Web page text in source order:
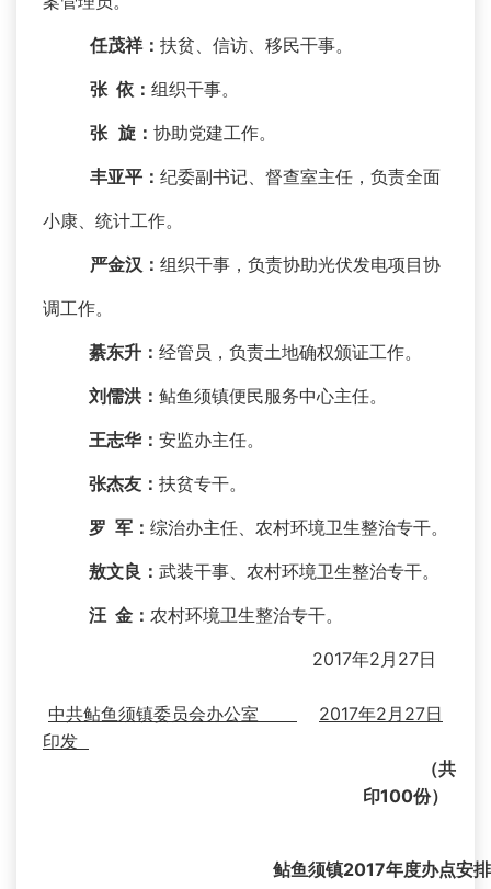
任茂祥： 扶贫、信访、移民干事。
张 依： 组织干事。
张 旋： 协助党建工作。
丰亚平： 纪委副书记、督查室主任，负责全面
小康、统计工作。
严金汉： 组织干事，负责协助光伏发电项目协
调工作。
綦东升： 经管员，负责土地确权颁证工作。
刘儒洪： 鲇鱼须镇便民服务中心主任。
王志华： 安监办主任。
张杰友： 扶贫专干。
罗 军： 综治办主任、农村环境卫生整治专干。
敖文良： 武装干事、农村环境卫生整治专干。
汪 金： 农村环境卫生整治专干。
2017年2月27日
中共鲇鱼须镇委员会办公室 2017年2月 27日
印发
（共
印100份）
鲇鱼须镇2017年度办点安排